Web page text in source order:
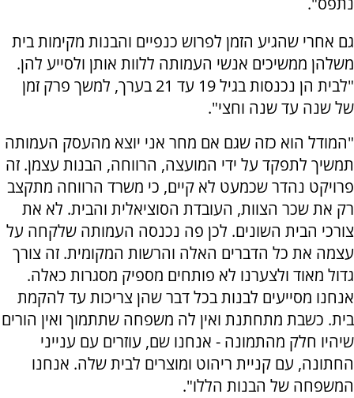
גם אחרי שהגיע הזמן לפרוש כנפיים והבנות מקימות בית
משלהן ממשיכים אנשי העמותה ללוות אותן ולסייע להן.
"לבית הן נכנסות בגיל 19 עד 21 בערך, למשך פרק זמן
של שנה עד שנה וחצי".
"המודל הוא כזה שגם אם מחר אני יוצא מהעסק העמותה
תמשיך לתפקד על ידי המועצה, הרווחה, הבנות עצמן. זה
פרויקט נהדר שכמעט לא קיים, כי משרד הרווחה מתקצב
רק את שכר הצוות, העובדת הסוציאלית והבית. לא את
צורכי הבית השונים. לכן פה נכנסה העמותה שלקחה על
עצמה את כל הדברים האלה והרשות המקומית. זה צורך
גדול מאוד ולצערנו לא פותחים מספיק מסגרות כאלה.
אנחנו מסייעים לבנות בכל דבר שהן צריכות עד להקמת
בית. כשבת מתחתנת ואין לה משפחה שתתמוך ואין הורים
שיהיו חלק מהתמונה - אנחנו שם, עוזרים עם ענייני
החתונה, עם קניית ריהוט ומוצרים לבית שלה. אנחנו
המשפחה של הבנות הללו".